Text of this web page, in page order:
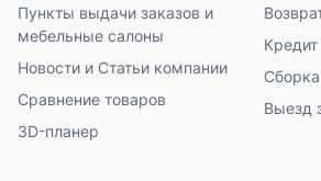
Пункты выдачи заказов и
мебельные салоны
Новости и Статьи компании
Сравнение товаров
3D-планер
Кредит
Сборка
Выезд